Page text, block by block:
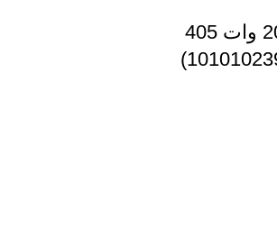
موتور فن 200 وات 405